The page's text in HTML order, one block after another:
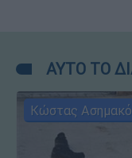
ΑΥΤΟ ΤΟ
Κώστας